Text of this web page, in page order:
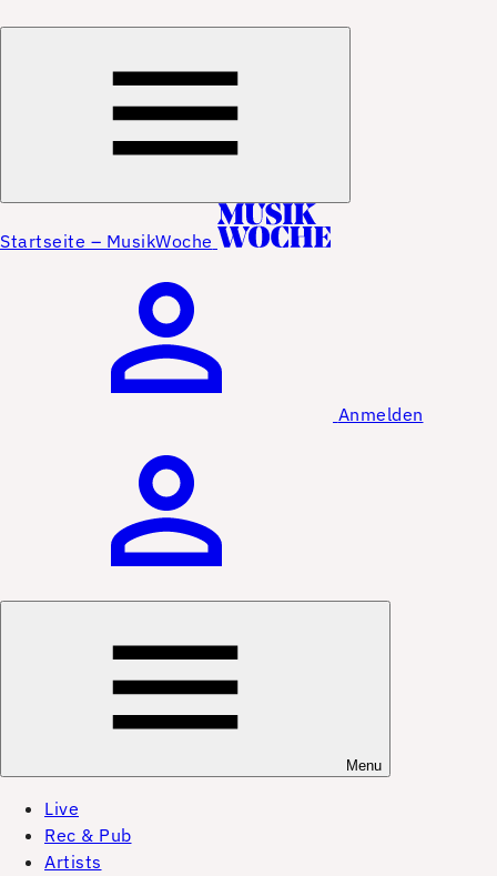
Startseite – MusikWoche
Anmelden
Menu
Live
Rec & Pub
Artists